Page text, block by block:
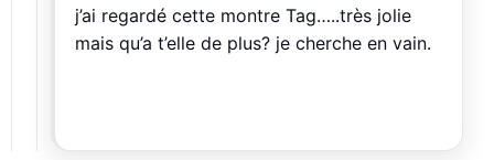
j’ai regardé cette montre Tag…..très jolie
mais qu’a t’elle de plus? je cherche en vain.